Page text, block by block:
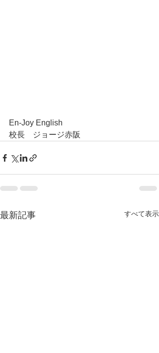
En-Joy English
校長　ジョージ赤阪
最新記事 すべて表示